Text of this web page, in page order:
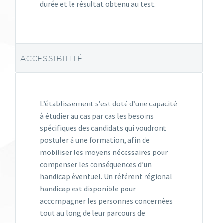
durée et le résultat obtenu au test.
ACCESSIBILITÉ
L’établissement s’est doté d’une capacité
à étudier au cas par cas les besoins
spécifiques des candidats qui voudront
postuler à une formation, afin de
mobiliser les moyens nécessaires pour
compenser les conséquences d’un
handicap éventuel. Un référent régional
handicap est disponible pour
accompagner les personnes concernées
tout au long de leur parcours de